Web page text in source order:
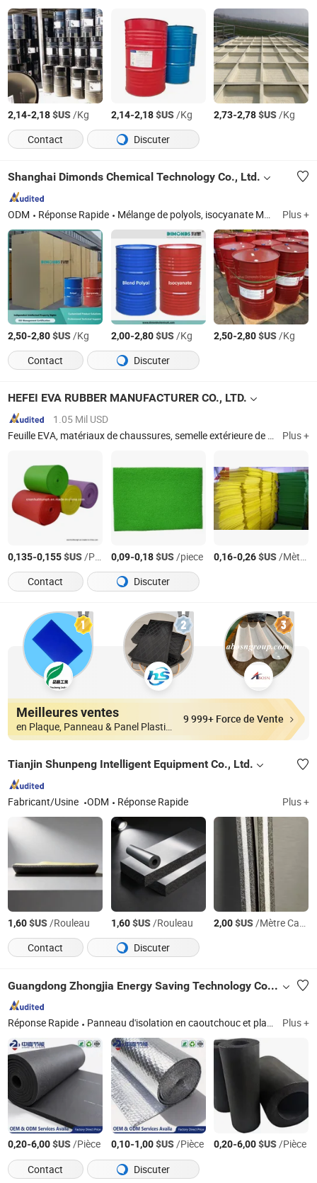
2,14-2,18$US/Kg 2,14-2,18$US/Kg 2,73-2,78$US/Kg
Contact
Discuter
Shanghai Dimonds Chemical Technology Co., Ltd.
ODM Réponse Rapide Mélange de polyols, isocyanate MDI, polyols, additifs PU, mousse de polyuréthane, revêtement imperméable en polyuréthane, mastic MS Plus +
2,50-2,80$US/Kg 2,00-2,80$US/Kg 2,50-2,80$US/Kg
Contact
Discuter
HEFEI EVA RUBBER MANUFACTURER CO., LTD.
1.05 Mil USD
Feuille EVA, matériaux de chaussures, semelle extérieure de chaussures de sécurité, mousse, semelles intérieures, semelles de pied, tapis de sol, feuille de caoutchouc, velours flocké EVA, gomme mousse
Plus +
0,135-0,155$US/Pièce 0,09-0,18$US/piece 0,16-0,26$US/Mètre Carré
Contact
Discuter
Meilleures ventes
en Plaque, Panneau & Panel Plastique
9 999+ Force de Vente
Tianjin Shunpeng Intelligent Equipment Co., Ltd.
Fabricant/Usine ODM Réponse Rapide Plus +
1,60$US/Rouleau 1,60$US/Rouleau 2,00$US/Mètre Carré
Contact
Discuter
Guangdong Zhongjia Energy Saving Technology Co., Ltd
Réponse Rapide Panneau d'isolation en caoutchouc et plastique, laine de verre, panneau en laine de roche, panneau de support en XPS, panneau ignifuge Plus +
0,20-6,00$US/Pièce 0,10-1,00$US/Pièce 0,20-6,00$US/Pièce
Contact
Discuter